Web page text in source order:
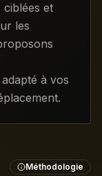
ciblées et
les
à vos
Méthodologie